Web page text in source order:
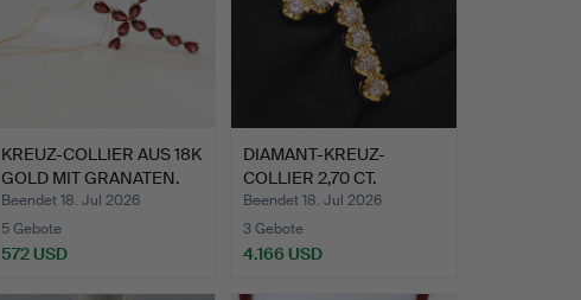
KREUZ-COLLIER AUS 18K
GOLD MIT GRANATEN.
Beendet 18. Jul 2026
5 Gebote
572 USD
DIAMANT-KREUZ-
COLLIER 2,70 CT.
Beendet 18. Jul 2026
3 Gebote
4.166 USD